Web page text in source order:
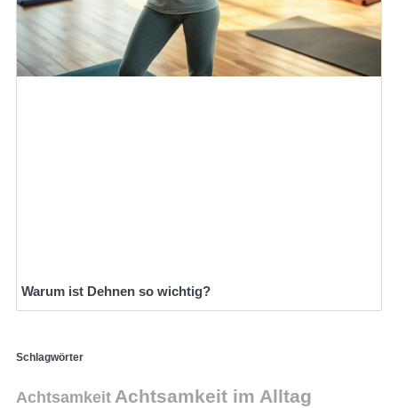
Warum ist Dehnen so wichtig?
Schlagwörter
Achtsamkeit Achtsamkeit im Alltag